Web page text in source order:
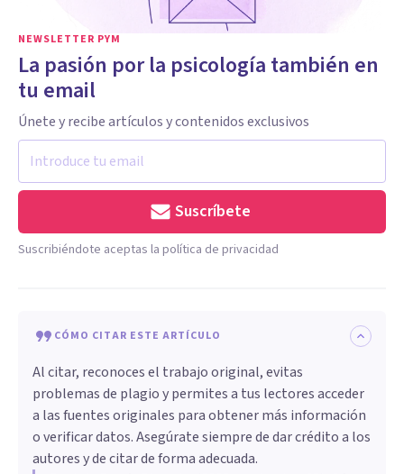
NEWSLETTER PYM
La pasión por la psicología también en
tu email
Únete y recibe artículos y contenidos exclusivos
Suscríbete
Suscribiéndote aceptas la política de privacidad
CÓMO CITAR ESTE ARTÍCULO
Al citar, reconoces el trabajo original, evitas
problemas de plagio y permites a tus lectores acceder
a las fuentes originales para obtener más información
o verificar datos. Asegúrate siempre de dar crédito a los
autores y de citar de forma adecuada.